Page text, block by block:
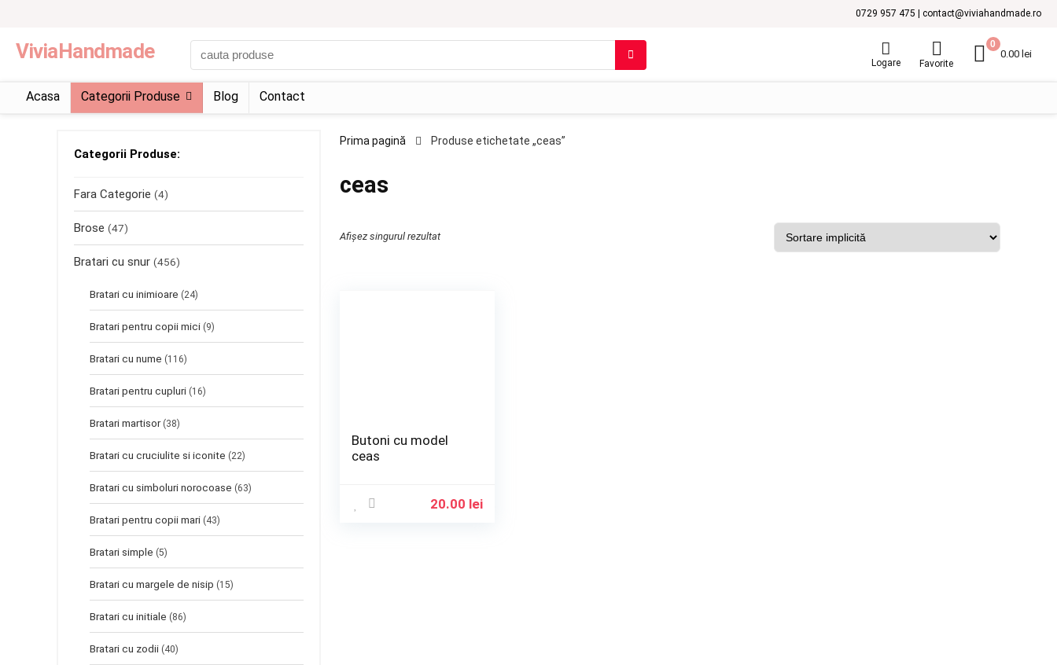
0729 957 475 | contact@viviahandmade.ro
ViviaHandmade
Logare Favorite
0
0.00 lei
Acasa Categorii Produse Blog Contact
Categorii Produse:
Fara Categorie (4)
Brose (47)
Bratari cu snur (456)
Bratari cu inimioare (24)
Bratari pentru copii mici (9)
Bratari cu nume (116)
Bratari pentru cupluri (16)
Bratari martisor (38)
Bratari cu cruciulite si iconite (22)
Bratari cu simboluri norocoase (63)
Bratari pentru copii mari (43)
Bratari simple (5)
Bratari cu margele de nisip (15)
Bratari cu initiale (86)
Bratari cu zodii (40)
Prima pagină Produse etichetate „ceas”
ceas
Afișez singurul rezultat
Butoni cu model
ceas
20.00 lei